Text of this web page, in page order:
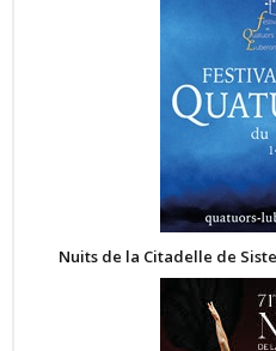
Nuits de la Citadelle de